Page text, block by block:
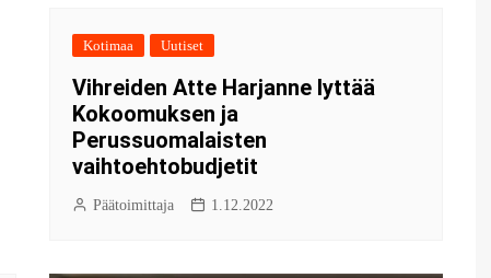
Kotimaa Uutiset
Vihreiden Atte Harjanne lyttää
Kokoomuksen ja
Perussuomalaisten
vaihtoehtobudjetit
Päätoimittaja 1.12.2022